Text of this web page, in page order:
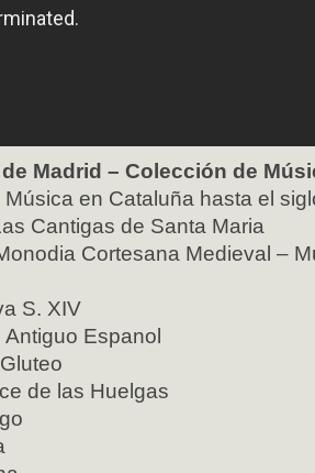
Madrid – Colección de
en Cataluña hasta el
Cantigas de Santa Maria
Cortesana Medieval –
S. XIV
Espanol
de las Huelgas